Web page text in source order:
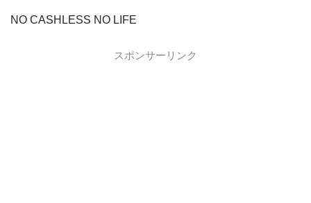
NO CASHLESS NO LIFE
スポンサーリンク